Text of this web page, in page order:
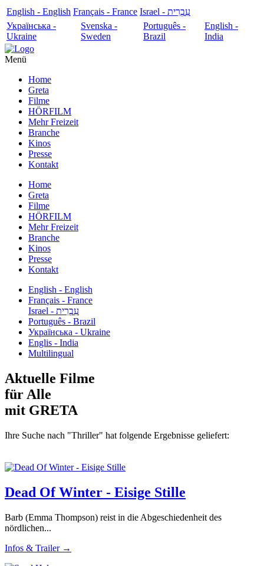
English - English Français - France
עִבְרִית - Israel
Українська -
Ukraine
Svenska -
Sweden
Português -
Brazil
English -
India
Menü
Home
Greta
Filme
HÖRFILM
Mehr Freizeit
Branche
Kinos
Presse
Kontakt
Home
Greta
Filme
HÖRFILM
Mehr Freizeit
Branche
Kinos
Presse
Kontakt
English - English
Français - France
עִבְרִית - Israel
Português - Brazil
Українська - Ukraine
Englis - India
Multilingual
Aktuelle Filme
für Alle
mit GRETA
Ihre Suche nach "Thriller" hat folgende Ergebnisse geliefert:
Dead Of Winter - Eisige Stille
Barb (Emma Thompson) reist in die Abgeschiedenheit des
nördlichen...
Infos & Trailer →